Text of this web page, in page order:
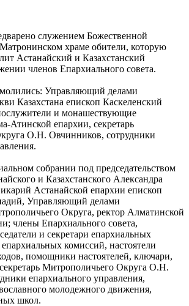
служением Божественной
храме обители, которую
Астанайский и Казахстанский
членов Епархиального совета.
Управляющий делами
Казахстана епископ Каскеленский
и монашествующие
Атинской епархии, секретарь
О.Н. Овчинников, сотрудники
собрании под председательством
и Казахстанского Александра
Астанайской епархии епископ
Управляющий делами
Округа, ректор Алматинской
члены Епархиального совета,
и секретари епархиальных
епархиальных комиссий, настоятели
помощники настоятелей, ключари,
Митрополичьего Округа О.Н.
епархиального управления,
молодежного движения,
школ.